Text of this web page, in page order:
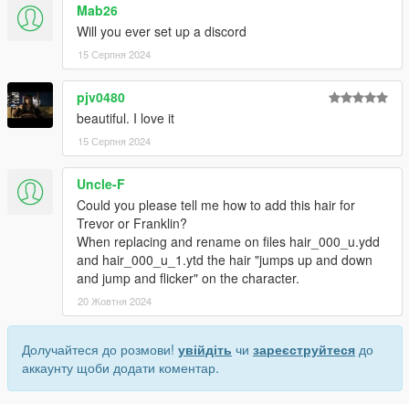
Mab26
Will you ever set up a discord
15 Серпня 2024
pjv0480
beautiful. I love it
15 Серпня 2024
Uncle-F
Could you please tell me how to add this hair for
Trevor or Franklin?
When replacing and rename on files hair_000_u.ydd
and hair_000_u_1.ytd the hair "jumps up and down
and jump and flicker" on the character.
20 Жовтня 2024
Долучайтеся до розмови! увійдіть чи зареєструйтеся до
аккаунту щоби додати коментар.